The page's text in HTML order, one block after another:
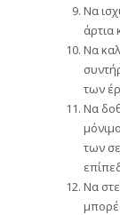
Να
άρτια
Να
των
Να
των
Να